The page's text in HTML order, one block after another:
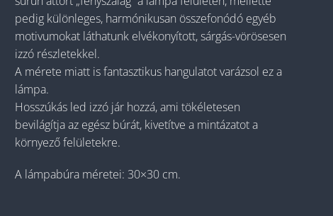
pedig különleges, harmónikusan összefonódó egyéb
motivumokat láthatunk elvékonyított, sárgás-vörösesen
izzó részletekkel.
A mérete miatt is fantasztikus hangulatot varázsol ez a
lámpa.
Hosszúkás led izzó jár hozzá, ami tökéletesen
bevilágítja az egész búrát, kivetítve a mintázatot a
környező felületekre.
A lámpabúra méretei: 30×30 cm.